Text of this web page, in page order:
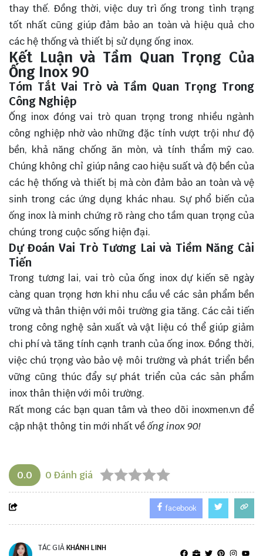
thay thế. Đồng thời, việc duy trì ống trong tình trạng
tốt nhất cũng giúp đảm bảo an toàn và hiệu quả cho
các hệ thống và thiết bị sử dụng ống inox.
Kết Luận và Tầm Quan Trọng Của
Ống Inox 90
Tóm Tắt Vai Trò và Tầm Quan Trọng Trong
Công Nghiệp
Ống inox đóng vai trò quan trọngtrong nhiều ngành
công nghiệp nhờ vào những đặc tính vượt trội như độ
bền, khả năng chống ăn mòn, và tính thẩm mỹ cao.
Chúng không chỉ giúp nâng cao hiệu suất và độ bền của
các hệ thống và thiết bị mà còn đảm bảo an toàn và vệ
sinh trong các ứng dụng khác nhau. Sự phổ biến của
ống inox là minh chứng rõ ràng cho tầm quan trọng của
chúng trong cuộc sống hiện đại.
Dự Đoán Vai Trò Tương Lai và Tiềm Năng Cải
Tiến
Trong tương lai, vai trò của ống inox dự kiến sẽ ngày
càng quan trọng hơn khi nhu cầu về các sản phẩm bền
vững và thân thiện với môi trường gia tăng. Các cải tiến
trong công nghệ sản xuất và vật liệu có thể giúp giảm
chi phí và tăng tính cạnh tranh của ống inox. Đồng thời,
việc chú trọng vào bảo vệ môi trường và phát triển bền
vững cũng thúc đẩy sự phát triển của các sản phẩm
inox thân thiện với môi trường.
Rất mong các bạn quan tâm và theo dõi inoxmen.vn để
cập nhật thông tin mới nhất vềống inox 90!
0.0 0 Đánh giá
facebook
TÁC GIẢKHÁNH LINH